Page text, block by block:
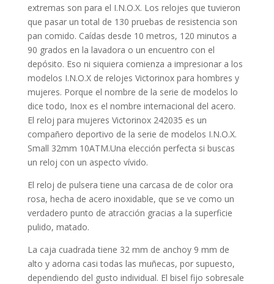
extremas son para el I.N.O.X. Los relojes que tuvieron
que pasar un total de 130 pruebas de resistencia son
pan comido. Caídas desde 10 metros, 120 minutos a
90 grados en la lavadora o un encuentro con el
depósito. Eso ni siquiera comienza a impresionar a los
modelos I.N.O.X de relojes Victorinox para hombres y
mujeres. Porque el nombre de la serie de modelos lo
dice todo, Inox es el nombre internacional del acero.
El reloj para mujeres Victorinox 242035 es un
compañero deportivo de la serie de modelos I.N.O.X.
Small 32mm 10ATM.Una elección perfecta si buscas
un reloj con un aspecto vívido.
El reloj de pulsera tiene una carcasa de de color ora
rosa, hecha de acero inoxidable, que se ve como un
verdadero punto de atracción gracias a la superficie
pulido, matado.
La caja cuadrada tiene 32 mm de anchoy 9 mm de
alto y adorna casi todas las muñecas, por supuesto,
dependiendo del gusto individual. El bisel fijo sobresale